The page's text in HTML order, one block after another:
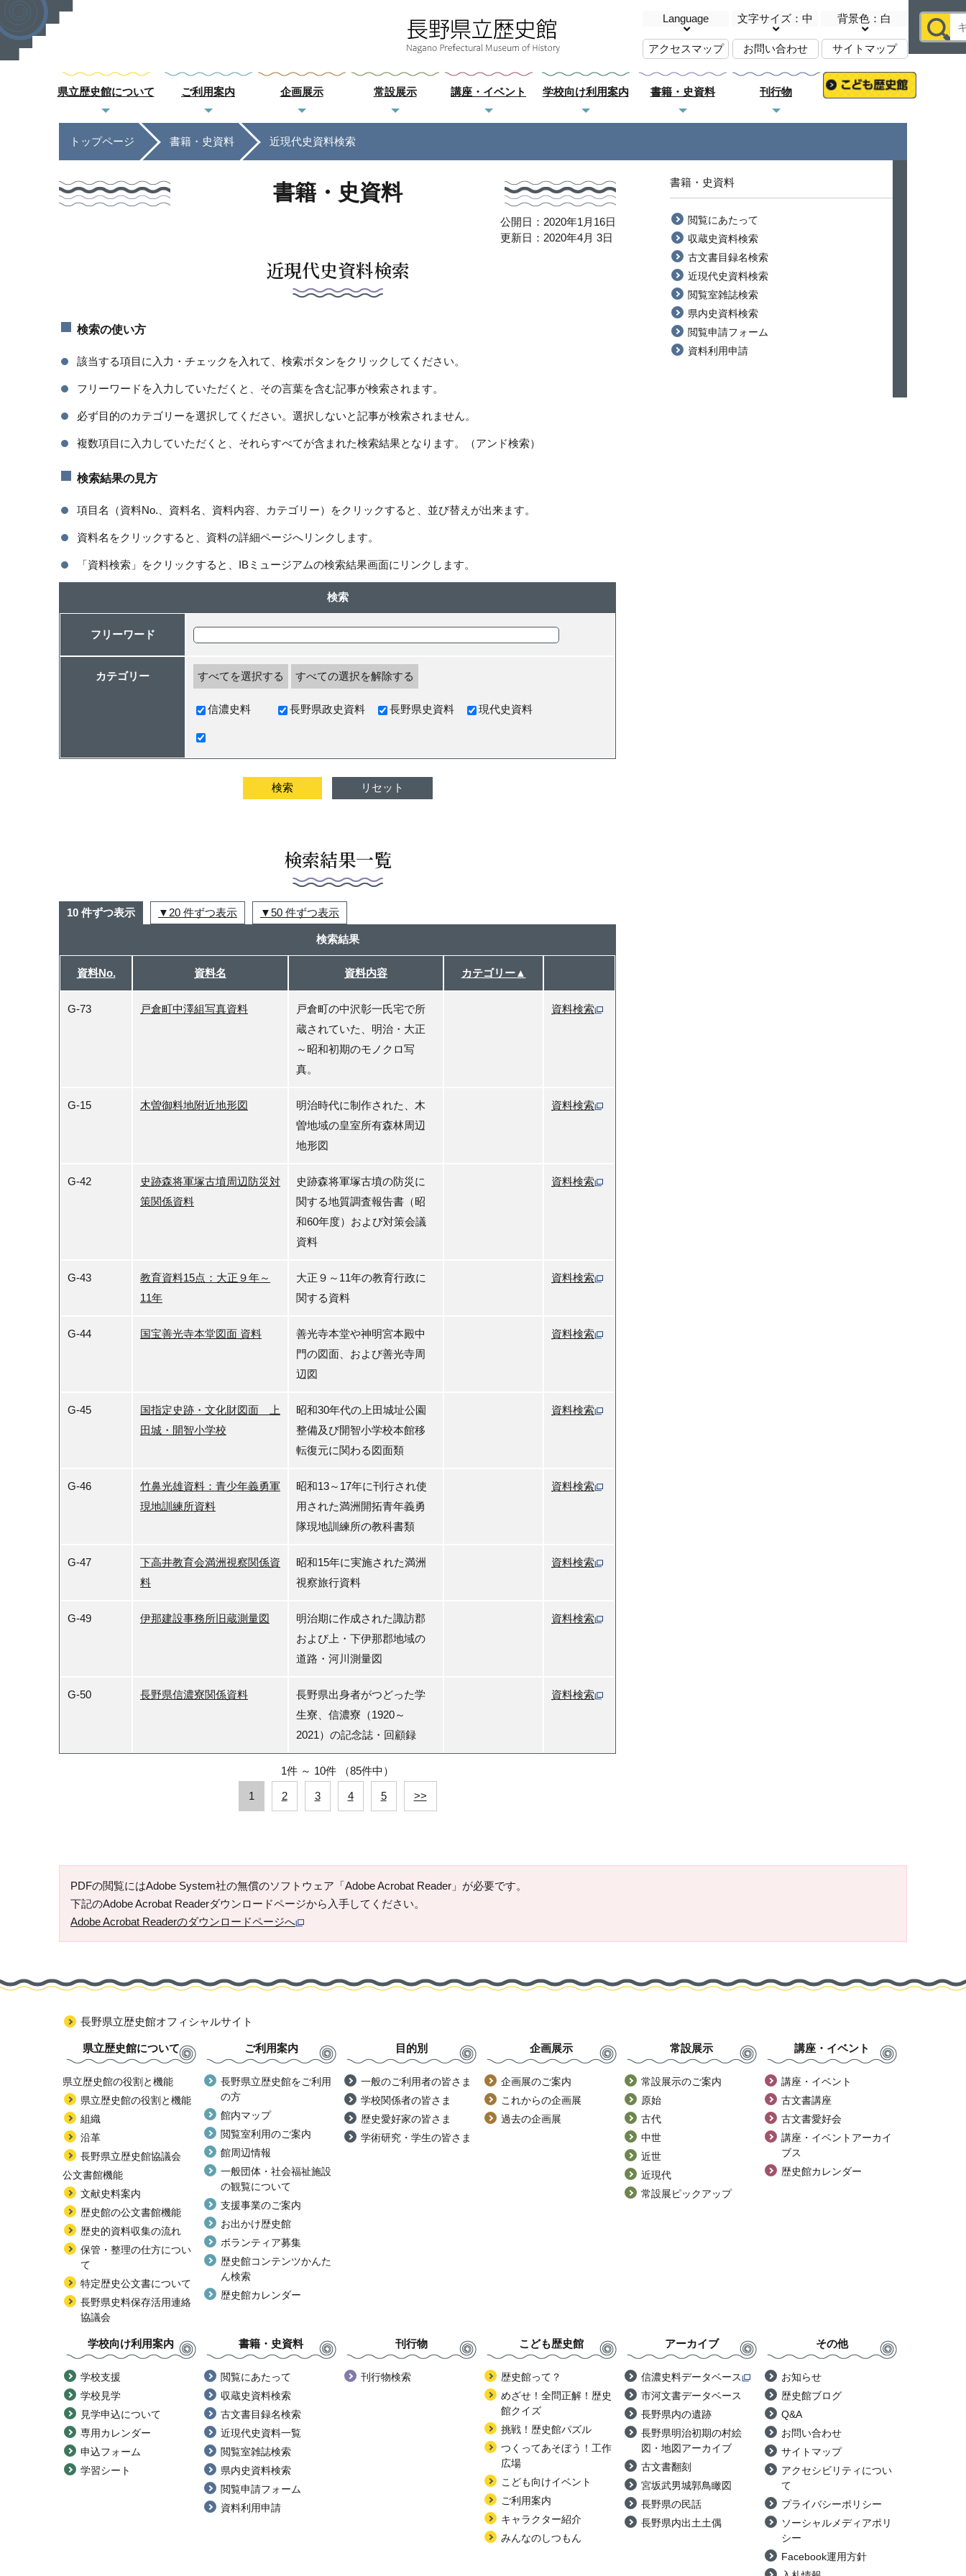
Language 文字サイズ：中 背景色：白
アクセスマップ お問い合わせ サイトマップ
県立歴史館について ご利用案内 企画展示 常設展示 講座・イベント 学校向け利用案内 書籍・史資料 刊行物
トップページ 書籍・史資料 近現代史資料検索
書籍・史資料
公開日：2020年1月16日
更新日：2020年4月 3日
近現代史資料検索
検索の使い方
該当する項目に入力・チェックを入れて、検索ボタンをクリックしてください。
フリーワードを入力していただくと、その言葉を含む記事が検索されます。
必ず目的のカテゴリーを選択してください。選択しないと記事が検索されません。
複数項目に入力していただくと、それらすべてが含まれた検索結果となります。（アンド検索）
検索結果の見方
項目名（資料No.、資料名、資料内容、カテゴリー）をクリックすると、並び替えが出来ます。
資料名をクリックすると、資料の詳細ページへリンクします。
「資料検索」をクリックすると、IBミュージアムの検索結果画面にリンクします。
検索
フリーワード
カテゴリー すべてを選択する すべての選択を解除する
信濃史料 長野県政史資料 長野県史資料 現代史資料
検索結果一覧
10 件ずつ表示 20 件ずつ表示 50 件ずつ表示
検索結果
資料No. 資料名 資料内容 カテゴリー▲
G-73 戸倉町中澤組写真資料
戸倉町の中沢彰一氏宅で所
蔵されていた、明治・大正
～昭和初期のモノクロ写
真。
資料検索
G-15 木曽御料地附近地形図
明治時代に制作された、木
曽地域の皇室所有森林周辺
地形図
資料検索
G-42
史跡森将軍塚古墳周辺防災対
策関係資料
史跡森将軍塚古墳の防災に
関する地質調査報告書（昭
和60年度）および対策会議
資料
資料検索
G-43
教育資料15点：大正９年～
11年
大正９～11年の教育行政に
関する資料
資料検索
G-44 国宝善光寺本堂図面 資料
善光寺本堂や神明宮本殿中
門の図面、および善光寺周
辺図
資料検索
G-45
国指定史跡・文化財図面 上
田城・開智小学校
昭和30年代の上田城址公園
整備及び開智小学校本館移
転復元に関わる図面類
資料検索
G-46
竹鼻光雄資料：青少年義勇軍
現地訓練所資料
昭和13～17年に刊行され使
用された満洲開拓青年義勇
隊現地訓練所の教科書類
資料検索
G-47
下高井教育会満洲視察関係資
料
昭和15年に実施された満洲
視察旅行資料
資料検索
G-49 伊那建設事務所旧蔵測量図
明治期に作成された諏訪郡
および上・下伊那郡地域の
道路・河川測量図
資料検索
G-50 長野県信濃寮関係資料
長野県出身者がつどった学
生寮、信濃寮（1920～
2021）の記念誌・回顧録
資料検索
1件 ～ 10件 （85件中）
1 2 3 4 5 >>
書籍・史資料
閲覧にあたって
収蔵史資料検索
古文書目録名検索
近現代史資料検索
閲覧室雑誌検索
県内史資料検索
閲覧申請フォーム
資料利用申請
PDFの閲覧にはAdobe System社の無償のソフトウェア「Adobe Acrobat Reader」が必要です。
下記のAdobe Acrobat Readerダウンロードページから入手してください。
Adobe Acrobat Readerのダウンロードページへ
長野県立歴史館オフィシャルサイト
県立歴史館について
県立歴史館の役割と機能
県立歴史館の役割と機能
組織
沿革
長野県立歴史館協議会
公文書館機能
文献史料案内
歴史館の公文書館機能
歴史的資料収集の流れ
保管・整理の仕方につい
て
特定歴史公文書について
長野県史料保存活用連絡
協議会
ご利用案内
長野県立歴史館をご利用
の方
館内マップ
閲覧室利用のご案内
館周辺情報
一般団体・社会福祉施設
の観覧について
支援事業のご案内
お出かけ歴史館
ボランティア募集
歴史館コンテンツかんた
ん検索
歴史館カレンダー
目的別
一般のご利用者の皆さま
学校関係者の皆さま
歴史愛好家の皆さま
学術研究・学生の皆さま
企画展示
企画展のご案内
これからの企画展
過去の企画展
常設展示
常設展示のご案内
原始
古代
中世
近世
近現代
常設展ピックアップ
講座・イベント
講座・イベント
古文書講座
古文書愛好会
講座・イベントアーカイ
ブス
歴史館カレンダー
学校向け利用案内
学校支援
学校見学
見学申込について
専用カレンダー
申込フォーム
学習シート
書籍・史資料
閲覧にあたって
収蔵史資料検索
古文書目録名検索
近現代史資料一覧
閲覧室雑誌検索
県内史資料検索
閲覧申請フォーム
資料利用申請
刊行物
刊行物検索
こども歴史館
歴史館って？
めざせ！全問正解！歴史
館クイズ
挑戦！歴史館パズル
つくってあそぼう！工作
広場
こども向けイベント
ご利用案内
キャラクター紹介
みんなのしつもん
アーカイブ
信濃史料データベース
市河文書データベース
長野県内の遺跡
長野県明治初期の村絵
図・地図アーカイブ
古文書翻刻
宮坂武男城郭鳥瞰図
長野県の民話
長野県内出土土偶
その他
お知らせ
歴史館ブログ
Q&A
お問い合わせ
サイトマップ
アクセシビリティについ
て
プライバシーポリシー
ソーシャルメディアポリ
シー
Facebook運用方針